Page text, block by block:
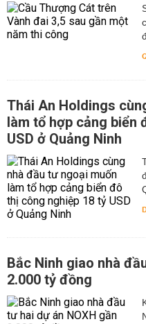
Thái An Holdings
làm tổ hợp cảng biển
USD ở Quảng Ninh
Bắc Ninh giao nhà
2.000 tỷ đồng